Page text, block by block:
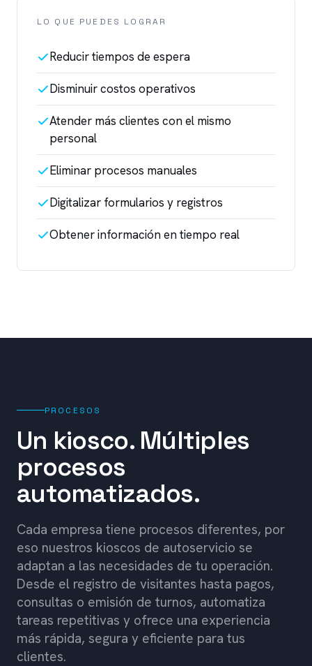
LO QUE PUEDES LOGRAR
Reducir tiempos de espera
Disminuir costos operativos
Atender más clientes con el mismo
personal
Eliminar procesos manuales
Digitalizar formularios y registros
Obtener información en tiempo real
PROCESOS
Un kiosco. Múltiples
procesos
automatizados.
Cada empresa tiene procesos diferentes, por
eso nuestros kioscos de autoservicio se
adaptan a las necesidades de tu operación.
Desde el registro de visitantes hasta pagos,
consultas o emisión de turnos, automatiza
tareas repetitivas y ofrece una experiencia
más rápida, segura y eficiente para tus
clientes.